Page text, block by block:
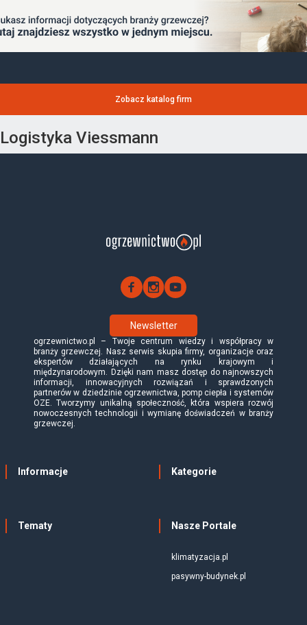
Zobacz katalog firm
Logistyka Viessmann
Newsletter
ogrzewnictwo.pl – Twoje centrum wiedzy i współpracy w
branży grzewczej. Nasz serwis skupia firmy, organizacje oraz
ekspertów działających na rynku krajowym i
międzynarodowym. Dzięki nam masz dostęp do najnowszych
informacji, innowacyjnych rozwiązań i sprawdzonych
partnerów w dziedzinie ogrzewnictwa, pomp ciepła i systemów
OZE. Tworzymy unikalną społeczność, która wspiera rozwój
nowoczesnych technologii i wymianę doświadczeń w branży
grzewczej.
Informacje Kategorie
Tematy Nasze Portale
klimatyzacja.pl
pasywny-budynek.pl